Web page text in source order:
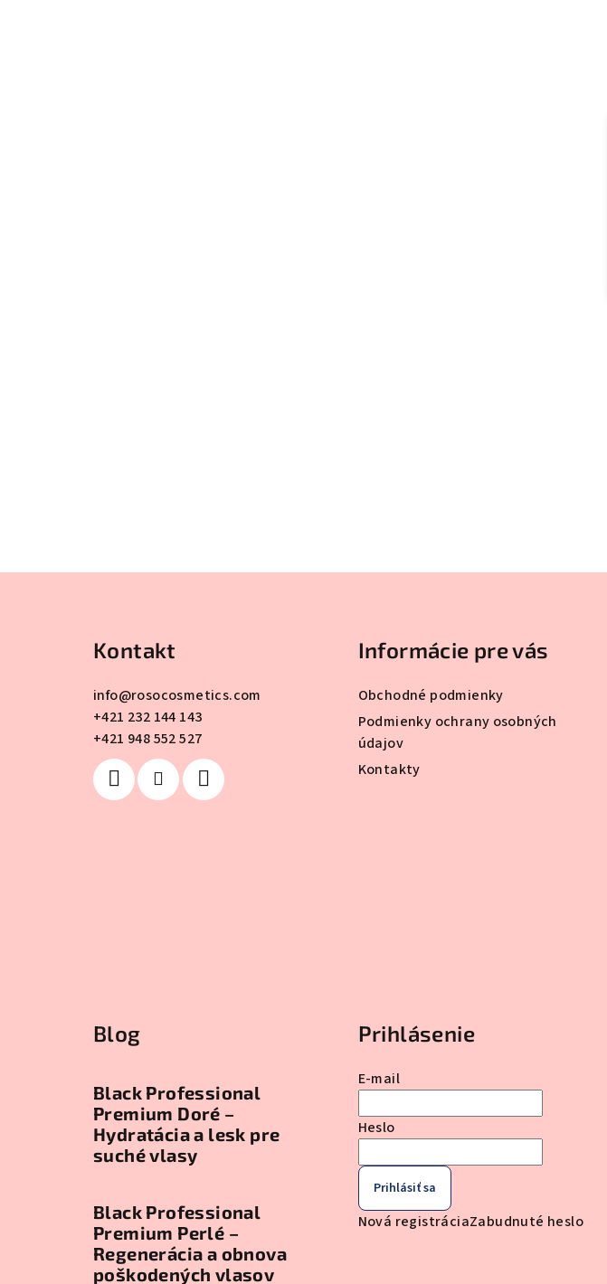
Kontakt
info@rosocosmetics.com
+421 232 144 143
+421 948 552 527
Informácie pre vás
Obchodné podmienky
Podmienky ochrany osobných
údajov
Kontakty
Blog
Black Professional
Premium Doré –
Hydratácia a lesk pre
suché vlasy
Black Professional
Premium Perlé –
Regenerácia a obnova
poškodených vlasov
Prihlásenie
E-mail
Heslo
Prihlásiť sa
Nová registráciaZabudnuté heslo